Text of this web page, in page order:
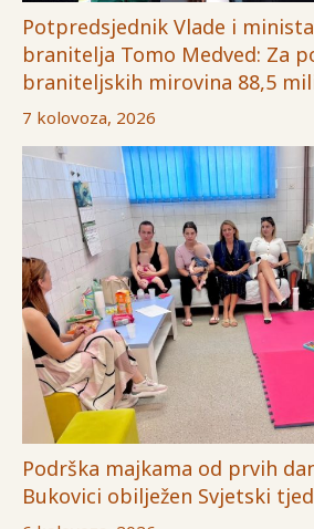
Potpredsjednik Vlade i
branitelja Tomo Medved: Za
braniteljskih mirovina 88,5
7 kolovoza, 2026
Podrška majkama od prvih
Bukovici obilježen Svjetski